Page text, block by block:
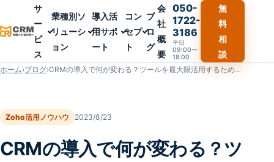
サ
ー
ビ
ス
業種別ソ
リューシ
ョン
導入活
用サポ
ート
コン
セプ
ト
ブ
ロ
グ
会
社
概
要
050-
1722-
3186
平日
09:00〜
18:00
無
料
相
談
ホーム›ブログ› CRMの導入で何が変わる？ツールを最大限活用するための導入手順とは
Zoho活用ノウハウ 2023/8/23
CRMの導入で何が変わる？ツ